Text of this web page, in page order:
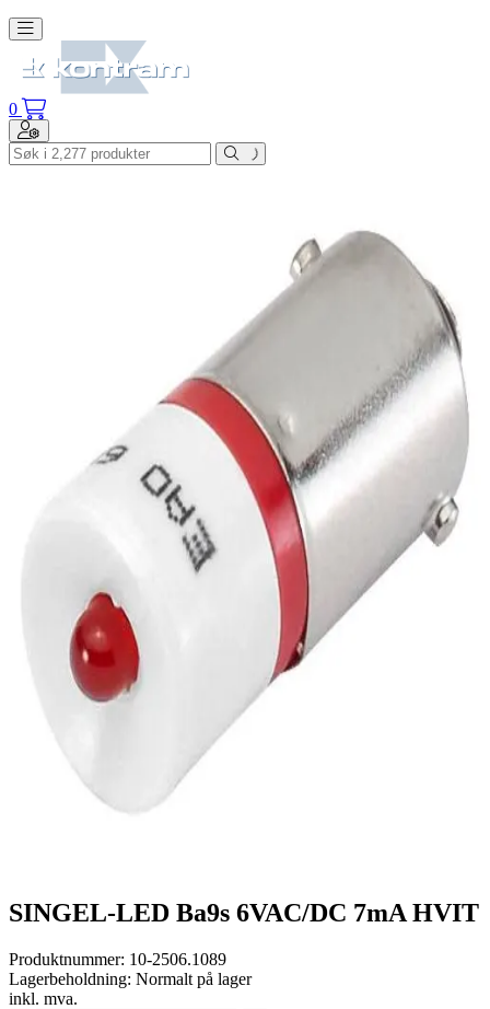
Toggle navigation
0
Toggle navigation
SINGEL-LED Ba9s 6VAC/DC 7mA HVIT
Produktnummer: 10-2506.1089
Lagerbeholdning: Normalt på lager
inkl. mva.